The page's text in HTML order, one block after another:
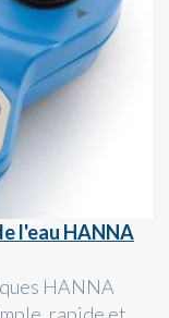
l'eau HANNA
HANNA